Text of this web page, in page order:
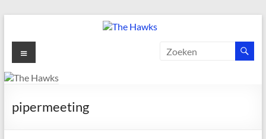
de
inhoud
The
Hawks
gezelligste
Menu
pipermeeting